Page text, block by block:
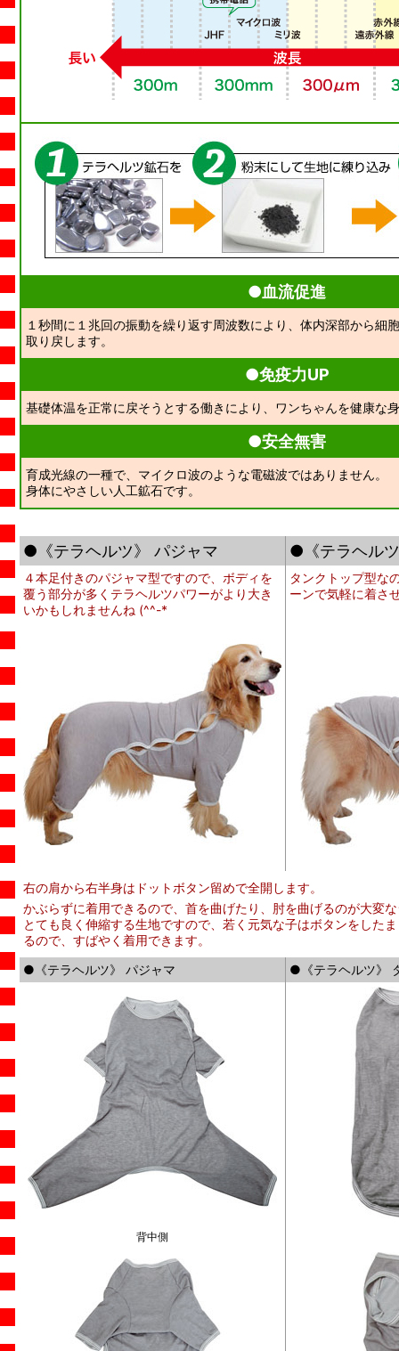
●血流促進
１秒間に１兆回の振動を繰り返す周波数により、体内深部から細
取り戻します。
●免疫力UP
基礎体温を正常に戻そうとする働きにより、ワンちゃんを健康な
●安全無害
育成光線の一種で、マイクロ波のような電磁波ではありません。
身体にやさしい人工鉱石です。
●《テラヘルツ》 パジャマ ●《テラヘル
４本足付きのパジャマ型ですので、ボディを
覆う部分が多くテラヘルツパワーがより大き
いかもしれませんね (^^-*
タンクトップ型な
ーンで気軽に着さ
右の肩から右半身はドットボタン留めで全開します。
かぶらずに着用できるので、首を曲げたり、肘を曲げるのが大変
とても良く伸縮する生地ですので、若く元気な子はボタンをした
るので、すばやく着用できます。
●《テラヘルツ》 パジャマ
●《テラヘルツ》
背中側